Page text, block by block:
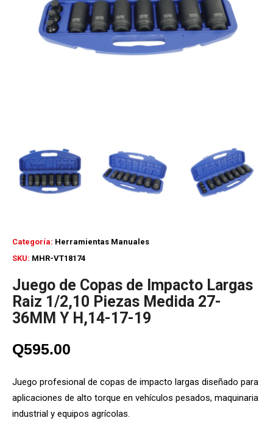
SKU: MHR-VT18174
Categoría: Herramientas Manuales
Juego de Copas de Impacto Largas
Raiz 1/2,10 Piezas Medida 27-
36MM Y H,14-17-19
Q595.00
Juego profesional de copas de impacto largas diseñado para
aplicaciones de alto torque en vehículos pesados, maquinaria
industrial y equipos agrícolas.